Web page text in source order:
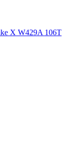
X W429A 106T